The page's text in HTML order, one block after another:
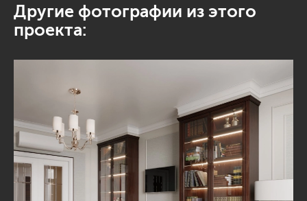
Другие фотографии из этого
проекта: